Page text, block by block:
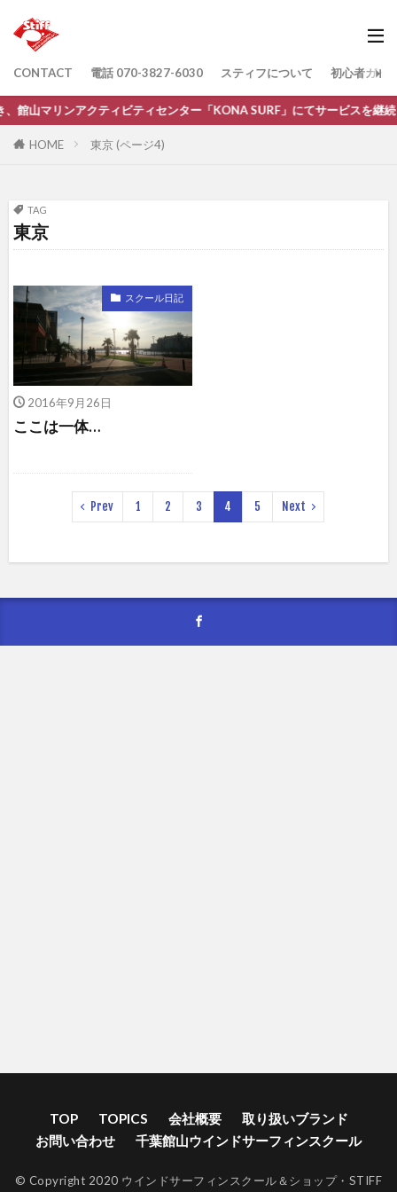
CONTACT 電話 070-3827-6030 スティフについて 初心者ガイ
山マリンアクティビティセンター「KONA SURF」にてサービスを継続
HOME 東京 (ページ4)
TAG
東京
スクール日記
2016年9月26日
ここは一体…
Prev 1 2 3 4 5 Next
TOP TOPICS 会社概要
取り扱いブランド
お問い合わせ
千葉館山ウインドサーフィンスクール
© Copyright 2020 ウインドサーフィンスクール＆ショップ・STIFF